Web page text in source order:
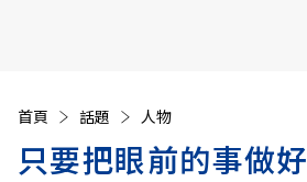
首頁 話題 人物
只要把眼前的事做好